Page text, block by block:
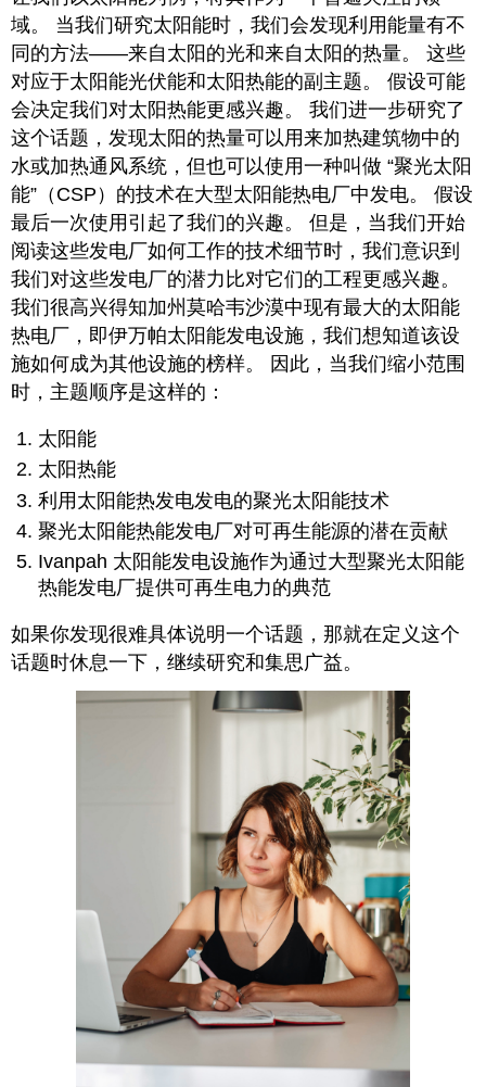
域。 当我们研究太阳能时，我们会发现利用能量有不
同的方法——来自太阳的光和来自太阳的热量。 这些
对应于太阳能光伏能和太阳热能的副主题。 假设可能
会决定我们对太阳热能更感兴趣。 我们进一步研究了
这个话题，发现太阳的热量可以用来加热建筑物中的
水或加热通风系统，但也可以使用一种叫做 “聚光太阳
能”（CSP）的技术在大型太阳能热电厂中发电。 假设
最后一次使用引起了我们的兴趣。 但是，当我们开始
阅读这些发电厂如何工作的技术细节时，我们意识到
我们对这些发电厂的潜力比对它们的工程更感兴趣。
我们很高兴得知加州莫哈韦沙漠中现有最大的太阳能
热电厂，即伊万帕太阳能发电设施，我们想知道该设
施如何成为其他设施的榜样。 因此，当我们缩小范围
时，主题顺序是这样的：
太阳能
太阳热能
利用太阳能热发电发电的聚光太阳能技术
聚光太阳能热能发电厂对可再生能源的潜在贡献
Ivanpah 太阳能发电设施作为通过大型聚光太阳能
热能发电厂提供可再生电力的典范
如果你发现很难具体说明一个话题，那就在定义这个
话题时休息一下，继续研究和集思广益。